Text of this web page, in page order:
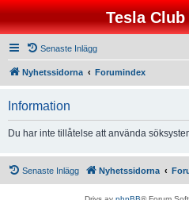
Tesla Club
Senaste Inlägg
Nyhetssidorna Forumindex
Information
Du har inte tillåtelse att använda
Senaste Inlägg Nyhetssidorna